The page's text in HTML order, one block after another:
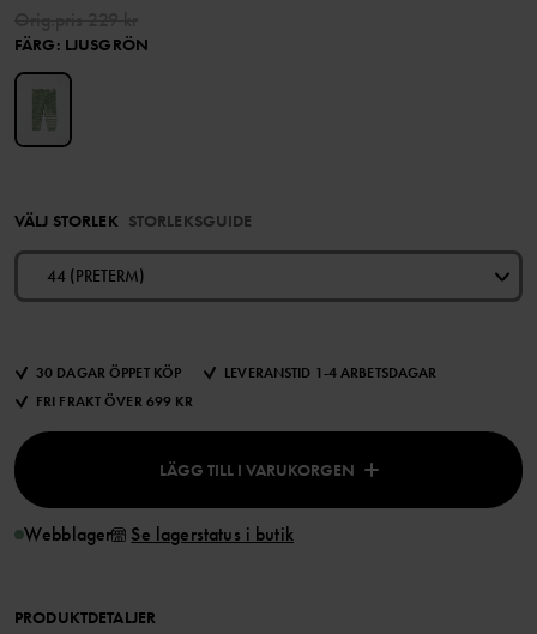
FÄRG: LJUSGRÖN
VÄLJ STORLEK STORLEKSGUIDE
44 (PRETERM)
30 DAGAR ÖPPET KÖP
LEVERANSTID 1-4 ARBETSDAGAR
FRI FRAKT ÖVER 699 KR
LÄGG TILL I VARUKORGEN
Webblager Se lagerstatus i butik
PRODUKTDETALJER